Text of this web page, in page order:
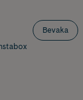
Bevaka